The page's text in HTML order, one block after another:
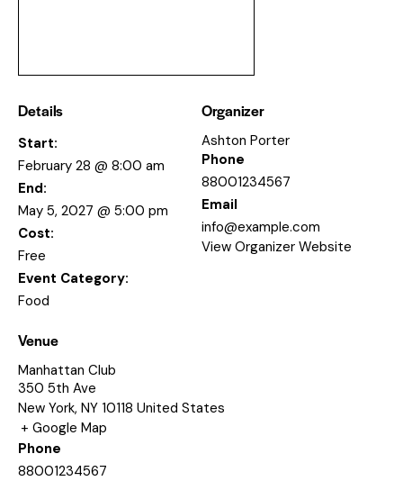
Details
Start:
February 28 @ 8:00 am
End:
May 5, 2027 @ 5:00 pm
Cost:
Free
Event Category:
Food
Organizer
Ashton Porter
Phone
88001234567
Email
info@example.com
View Organizer Website
Venue
Manhattan Club
350 5th Ave
New York, NY 10118 United States
+ Google Map
Phone
88001234567